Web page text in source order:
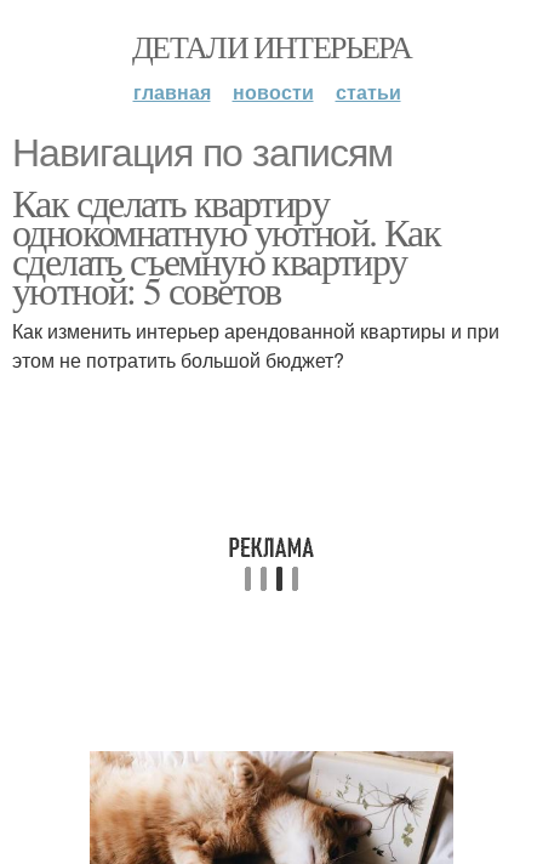
ДЕТАЛИ ИНТЕРЬЕРА
главная новости статьи
Навигация по записям
Как сделать квартиру
однокомнатную уютной. Как
сделать съемную квартиру
уютной: 5 советов
Как изменить интерьер арендованной квартиры и при
этом не потратить большой бюджет?